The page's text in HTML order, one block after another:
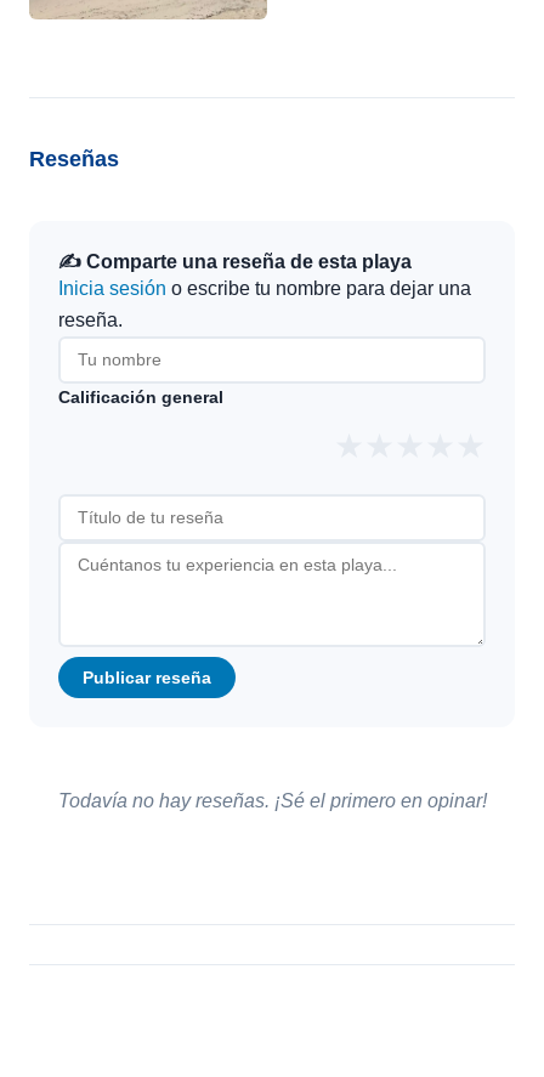
Reseñas
✍️ Comparte una reseña de esta playa
Inicia sesión o escribe tu nombre para dejar una
reseña.
Calificación general
Publicar reseña
Todavía no hay reseñas. ¡Sé el primero en opinar!